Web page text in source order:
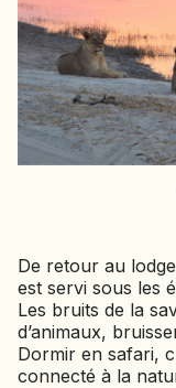
De retour au
est servi sous les
Les bruits de la
d’animaux,
Dormir en safari,
connecté à la